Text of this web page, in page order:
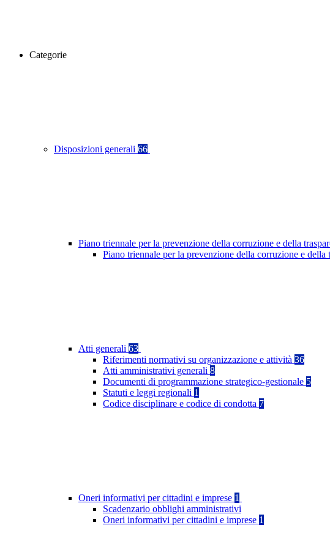
Categorie
Disposizioni generali 66
Piano triennale per la prevenzione della corruzione e della
Piano triennale per la prevenzione della corruzione e della
Atti generali 63
Riferimenti normativi su organizzazione e attività 36
Atti amministrativi generali 8
Documenti di programmazione strategico-gestionale 5
Statuti e leggi regionali 1
Codice disciplinare e codice di condotta 7
Oneri informativi per cittadini e imprese 1
Scadenzario obblighi amministrativi
Oneri informativi per cittadini e imprese 1